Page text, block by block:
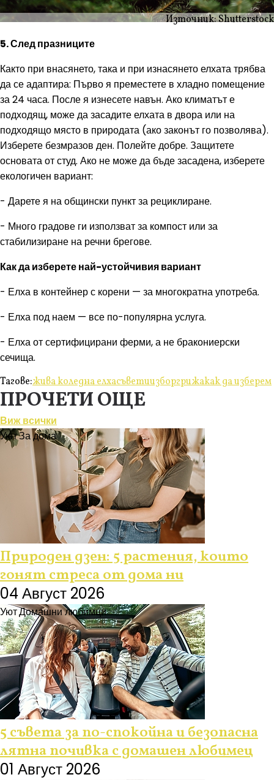
Източник: Shutterstock
5. След празниците
Както при внасянето, така и при изнасянето елхата трябва
да се адаптира: Първо я преместете в хладно помещение
за 24 часа. После я изнесете навън. Ако климатът е
подходящ, може да засадите елхата в двора или на
подходящо място в природата (ако законът го позволява).
Изберете безмразов ден. Полейте добре. Защитете
основата от студ. Ако не може да бъде засадена, изберете
екологичен вариант:
- Дарете я на общински пункт за рециклиране.
- Много градове ги използват за компост или за
стабилизиране на речни брегове.
Как да изберете най-устойчивия вариант
- Елха в контейнер с корени — за многократна употреба.
- Елха под наем — все по-популярна услуга.
- Елха от сертифицирани ферми, а не бракониерски
сечища.
Тагове:жива коледна елхасъветиизборгрижакак да изберем
ПРОЧЕТИ ОЩЕ
Виж всички
УютЗа дома
Природен дзен: 5 растения, които
гонят стреса от дома ни
04 Август 2026
УютДомашни любимци
5 съвета за по-спокойна и безопасна
лятна почивка с домашен любимец
01 Август 2026